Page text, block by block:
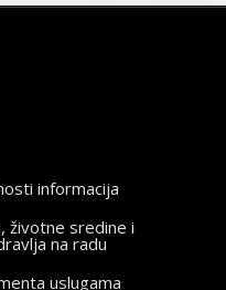
informacija
životne sredine i
na radu
uslugama